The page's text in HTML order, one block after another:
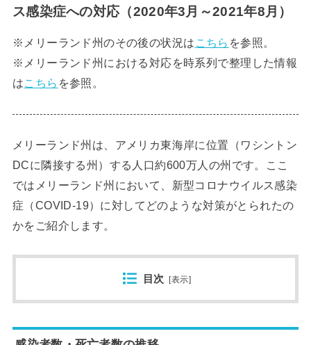
ス感染症への対応（2020年3月～2021年8月）
※メリーランド州のその後の状況は こちら を参照。
※メリーランド州における対応を時系列で整理した情報
はこちら を参照。
メリーランド州は、アメリカ東海岸に位置（ワシントン
DCに隣接する州）する人口約600万人の州です。ここ
ではメリーランド州において、新型コロナウイルス感染
症（COVID-19）に対してどのような対策がとられたの
かをご紹介します。
目次 [表示]